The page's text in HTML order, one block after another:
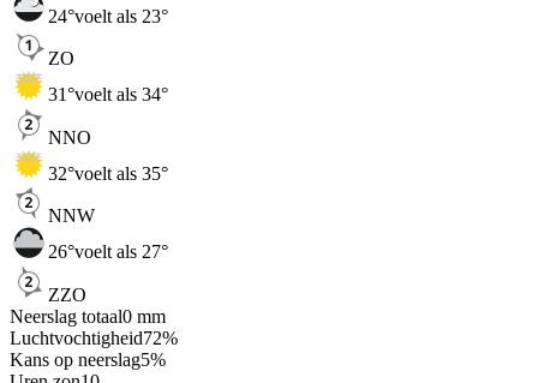
24°voelt als 23°
ZO
31°voelt als 34°
NNO
32°voelt als 35°
NNW
26°voelt als 27°
ZZO
Neerslag totaal0 mm
Luchtvochtigheid72%
Kans op neerslag5%